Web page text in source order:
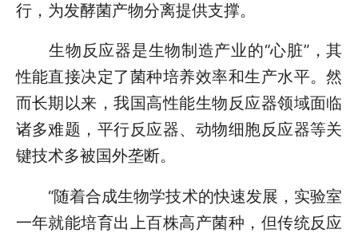
行，为发酵菌产物分离提供支撑。
生物反应器是生物制造产业的“心脏”，其
性能直接决定了菌种培养效率和生产水平。然
而长期以来，我国高性能生物反应器领域面临
诸多难题，平行反应器、动物细胞反应器等关
键技术多被国外垄断。
“随着合成生物学技术的快速发展，实验室
一年就能培育出上百株高产菌种，但传统反应